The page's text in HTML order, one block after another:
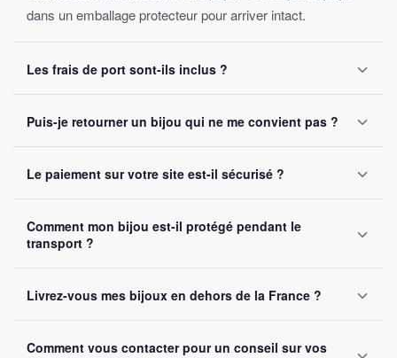
dans un emballage protecteur pour arriver intact.
Les frais de port sont-ils inclus ?
sans montant minimum d'achat. Votre bijou part sous 24 à
48 heures ouvrées.
Puis-je retourner un bijou qui ne me convient pas ?
le retourner. Remboursement intégral garanti, sans
question posée.
Le paiement sur votre site est-il sécurisé ?
SSL. Nous acceptons Visa, Mastercard, PayPal et Apple
Pay. Vos données bancaires ne sont jamais stockées sur
Comment mon bijou est-il protégé pendant le
transport ?
renforcé. Un numéro de suivi vous est envoyé par e-mail
dès l'expédition.
Livrez-vous mes bijoux en dehors de la France ?
. Comptez 5 à 10 jours ouvrés selon la
Comment vous contacter pour un conseil sur vos